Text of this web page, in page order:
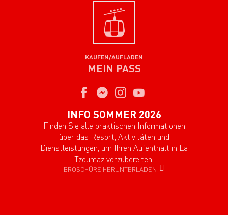
KAUFEN/AUFLADEN
MEIN PASS
INFO SOMMER 2026
Finden Sie alle praktischen Informationen
über das Resort, Aktivitäten und
Dienstleistungen, um Ihren Aufenthalt in La
Tzoumaz vorzubereiten.
BROSCHÜRE HERUNTERLADEN